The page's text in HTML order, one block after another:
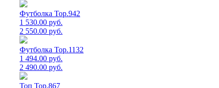
Футболка Top.942
1 530.00 руб.
2 550.00 руб.
Футболка Top.1132
1 494.00 руб.
2 490.00 руб.
Топ Top.867